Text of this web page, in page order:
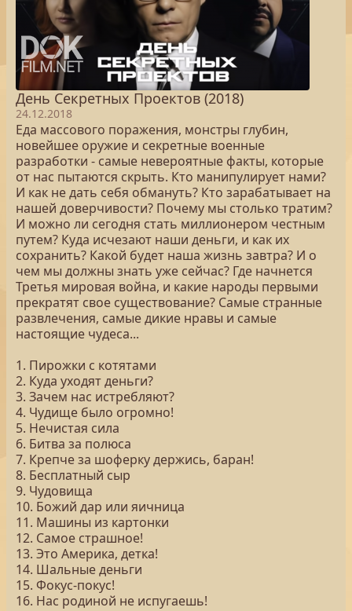
День Секретных Проектов (2018)
24.12.2018
Еда массового поражения, монстры глубин,
новейшее оружие и секретные военные
разработки - самые невероятные факты, которые
от нас пытаются скрыть. Кто манипулирует нами?
И как не дать себя обмануть? Кто зарабатывает на
нашей доверчивости? Почему мы столько тратим?
И можно ли сегодня стать миллионером честным
путем? Куда исчезают наши деньги, и как их
сохранить? Какой будет наша жизнь завтра? И о
чем мы должны знать уже сейчас? Где начнется
Третья мировая война, и какие народы первыми
прекратят свое существование? Самые странные
развлечения, самые дикие нравы и самые
настоящие чудеса...
1. Пирожки с котятами
2. Куда уходят деньги?
3. Зачем нас истребляют?
4. Чудище было огромно!
5. Нечистая сила
6. Битва за полюса
7. Крепче за шоферку держись, баран!
8. Бесплатный сыр
9. Чудовища
10. Божий дар или яичница
11. Машины из картонки
12. Самое страшное!
13. Это Америка, детка!
14. Шальные деньги
15. Фокус-покус!
16. Нас родиной не испугаешь!